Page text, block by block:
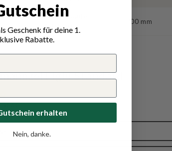
Wassersäule
Zelthaut
800 mm
Iglu Standard
Bewertung
Geschenk für deine 1.
Rabatte.
erhalten
Nein, danke.